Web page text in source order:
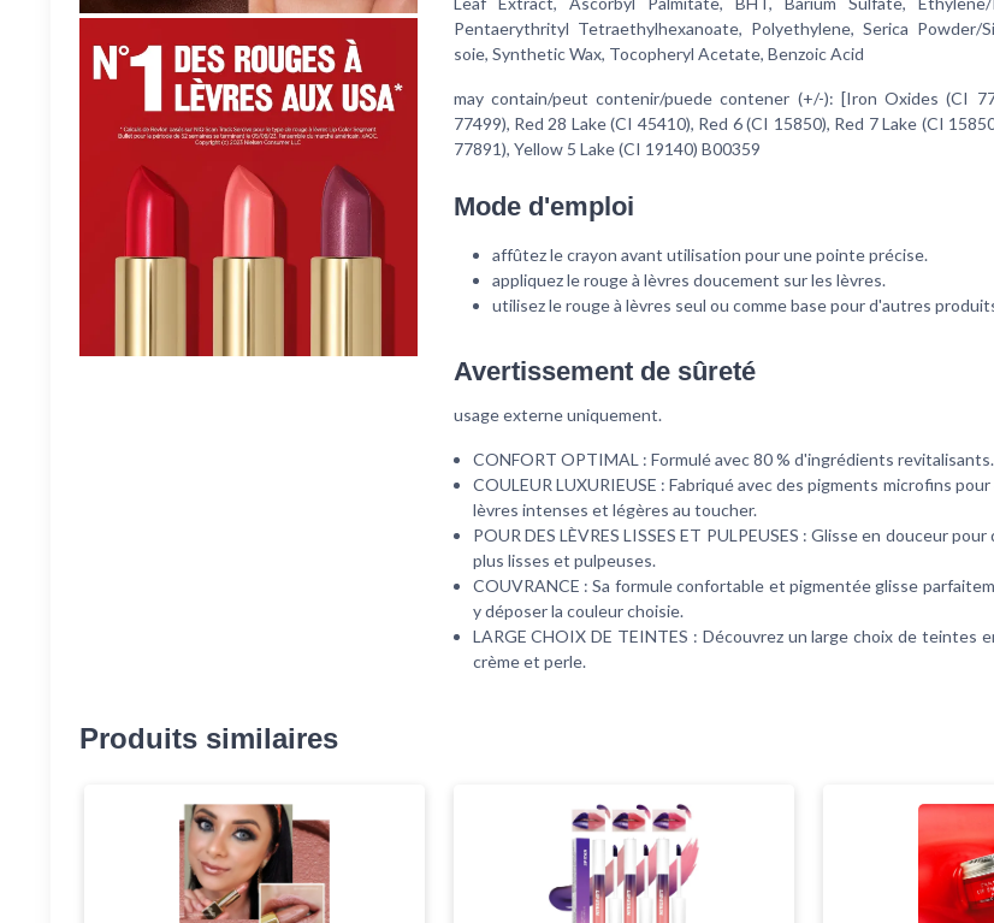
Pentaerythrityl Tetraethylhexanoate, Polyethylene, Serica Powder/
soie, Synthetic Wax, Tocopheryl Acetate, Benzoic Acid
may contain/peut contenir/puede contener (+/-): [Iron Oxides (CI
77499), Red 28 Lake (CI 45410), Red 6 (CI 15850), Red 7 Lake (CI
77891), Yellow 5 Lake (CI 19140) B00359
Mode d'emploi
affûtez le crayon avant utilisation pour une pointe précise.
appliquez le rouge à lèvres doucement sur les lèvres.
utilisez le rouge à lèvres seul ou comme base pour d'autres
Avertissement de sûreté
usage externe uniquement.
CONFORT OPTIMAL : Formulé avec 80 % d'ingrédients revitalisants.
COULEUR LUXURIEUSE : Fabriqué avec des pigments microfins
lèvres intenses et légères au toucher.
POUR DES LÈVRES LISSES ET PULPEUSES : Glisse en douceur
plus lisses et pulpeuses.
COUVRANCE : Sa formule confortable et pigmentée glisse
y déposer la couleur choisie.
LARGE CHOIX DE TEINTES : Découvrez un large choix de teintes
crème et perle.
Produits similaires